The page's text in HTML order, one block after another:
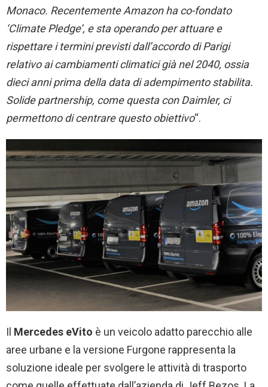
Monaco. Recentemente Amazon ha co-fondato
‘Climate Pledge’, e sta operando per attuare e
rispettare i termini previsti dall’accordo di Parigi
relativo ai cambiamenti climatici già nel 2040, ossia
dieci anni prima della data di adempimento stabilita.
Solide partnership, come questa con Daimler, ci
permettono di centrare questo obiettivo“.
Il Mercedes eVito è un veicolo adatto parecchio alle
aree urbane e la versione Furgone rappresenta la
soluzione ideale per svolgere le attività di trasporto